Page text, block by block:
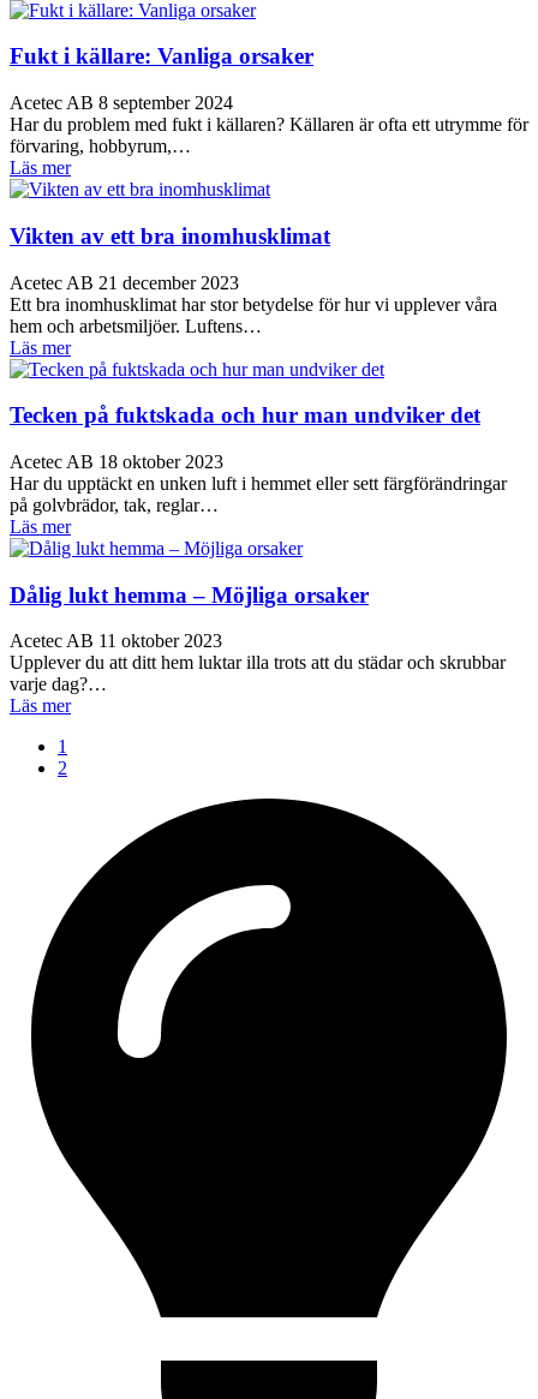
Fukt i källare: Vanliga orsaker
Acetec AB 8 september 2024
Har du problem med fukt i källaren? Källaren är ofta ett utrymme för
förvaring, hobbyrum,…
Läs mer
Vikten av ett bra inomhusklimat
Acetec AB 21 december 2023
Ett bra inomhusklimat har stor betydelse för hur vi upplever våra
hem och arbetsmiljöer. Luftens…
Läs mer
Tecken på fuktskada och hur man undviker det
Acetec AB 18 oktober 2023
Har du upptäckt en unken luft i hemmet eller sett färgförändringar
på golvbrädor, tak, reglar…
Läs mer
Dålig lukt hemma – Möjliga orsaker
Acetec AB 11 oktober 2023
Upplever du att ditt hem luktar illa trots att du städar och skrubbar
varje dag?…
Läs mer
1
2